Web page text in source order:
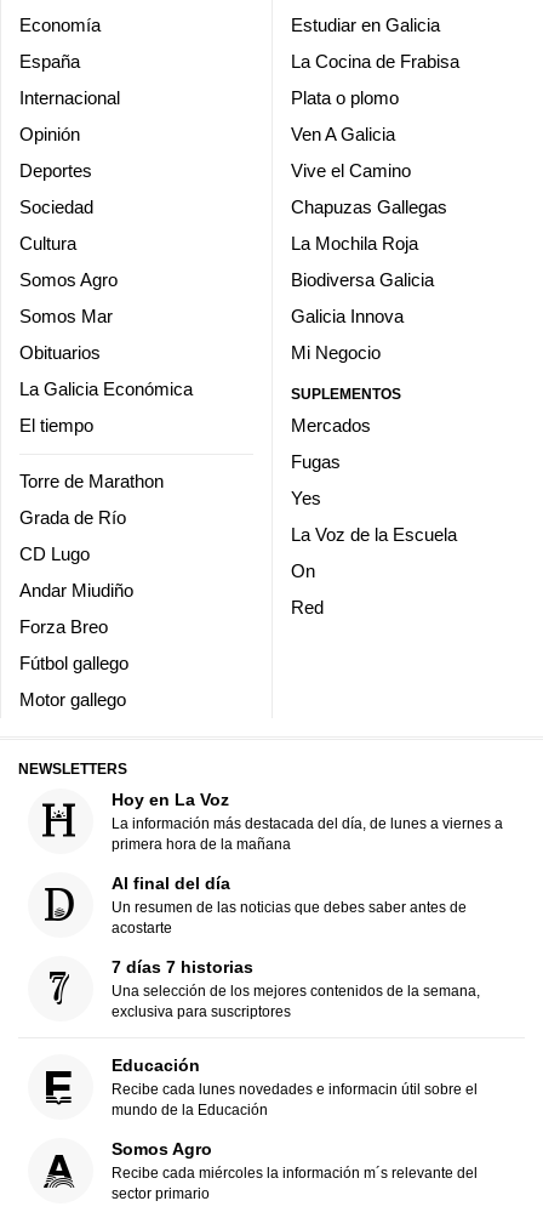
Economía
España
Internacional
Opinión
Deportes
Sociedad
Cultura
Somos Agro
Somos Mar
Obituarios
La Galicia Económica
El tiempo
Torre de Marathon
Grada de Río
CD Lugo
Andar Miudiño
Forza Breo
Fútbol gallego
Motor gallego
Estudiar en Galicia
La Cocina de Frabisa
Plata o plomo
Ven A Galicia
Vive el Camino
Chapuzas Gallegas
La Mochila Roja
Biodiversa Galicia
Galicia Innova
Mi Negocio
SUPLEMENTOS
Mercados
Fugas
Yes
La Voz de la Escuela
On
Red
NEWSLETTERS
Hoy en La Voz
La información más destacada del día, de lunes a viernes a
primera hora de la mañana
Al final del día
Un resumen de las noticias que debes saber antes de
acostarte
7 días 7 historias
Una selección de los mejores contenidos de la semana,
exclusiva para suscriptores
Educación
Recibe cada lunes novedades e informacin útil sobre el
mundo de la Educación
Somos Agro
Recibe cada miércoles la información m´s relevante del
sector primario